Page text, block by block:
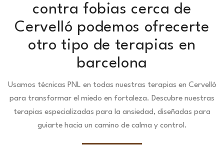
contra fobias cerca de
Cervelló podemos ofrecerte
otro tipo de terapias en
barcelona
Usamos técnicas PNL en todas nuestras terapias en Cervelló
para transformar el miedo en fortaleza. Descubre nuestras
terapias especializadas para la ansiedad, diseñadas para
guiarte hacia un camino de calma y control.